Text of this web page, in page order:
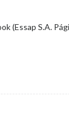
(Essap S.A.